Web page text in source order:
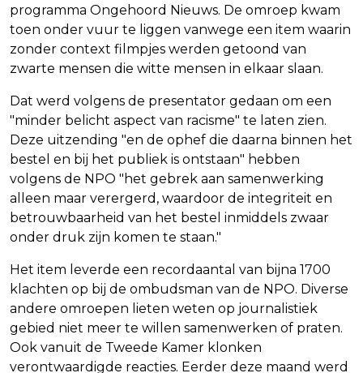
programma Ongehoord Nieuws. De omroep kwam
toen onder vuur te liggen vanwege een item waarin
zonder context filmpjes werden getoond van
zwarte mensen die witte mensen in elkaar slaan.
Dat werd volgens de presentator gedaan om een
"minder belicht aspect van racisme" te laten zien.
Deze uitzending "en de ophef die daarna binnen het
bestel en bij het publiek is ontstaan" hebben
volgens de NPO "het gebrek aan samenwerking
alleen maar verergerd, waardoor de integriteit en
betrouwbaarheid van het bestel inmiddels zwaar
onder druk zijn komen te staan."
Het item leverde een recordaantal van bijna 1700
klachten op bij de ombudsman van de NPO. Diverse
andere omroepen lieten weten op journalistiek
gebied niet meer te willen samenwerken of praten.
Ook vanuit de Tweede Kamer klonken
verontwaardigde reacties. Eerder deze maand werd